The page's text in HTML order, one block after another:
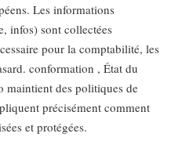
Les informations
infos) sont collectées
pour la comptabilité, les
conformation , État du
maintient des politiques de
précisément comment
et protégées.